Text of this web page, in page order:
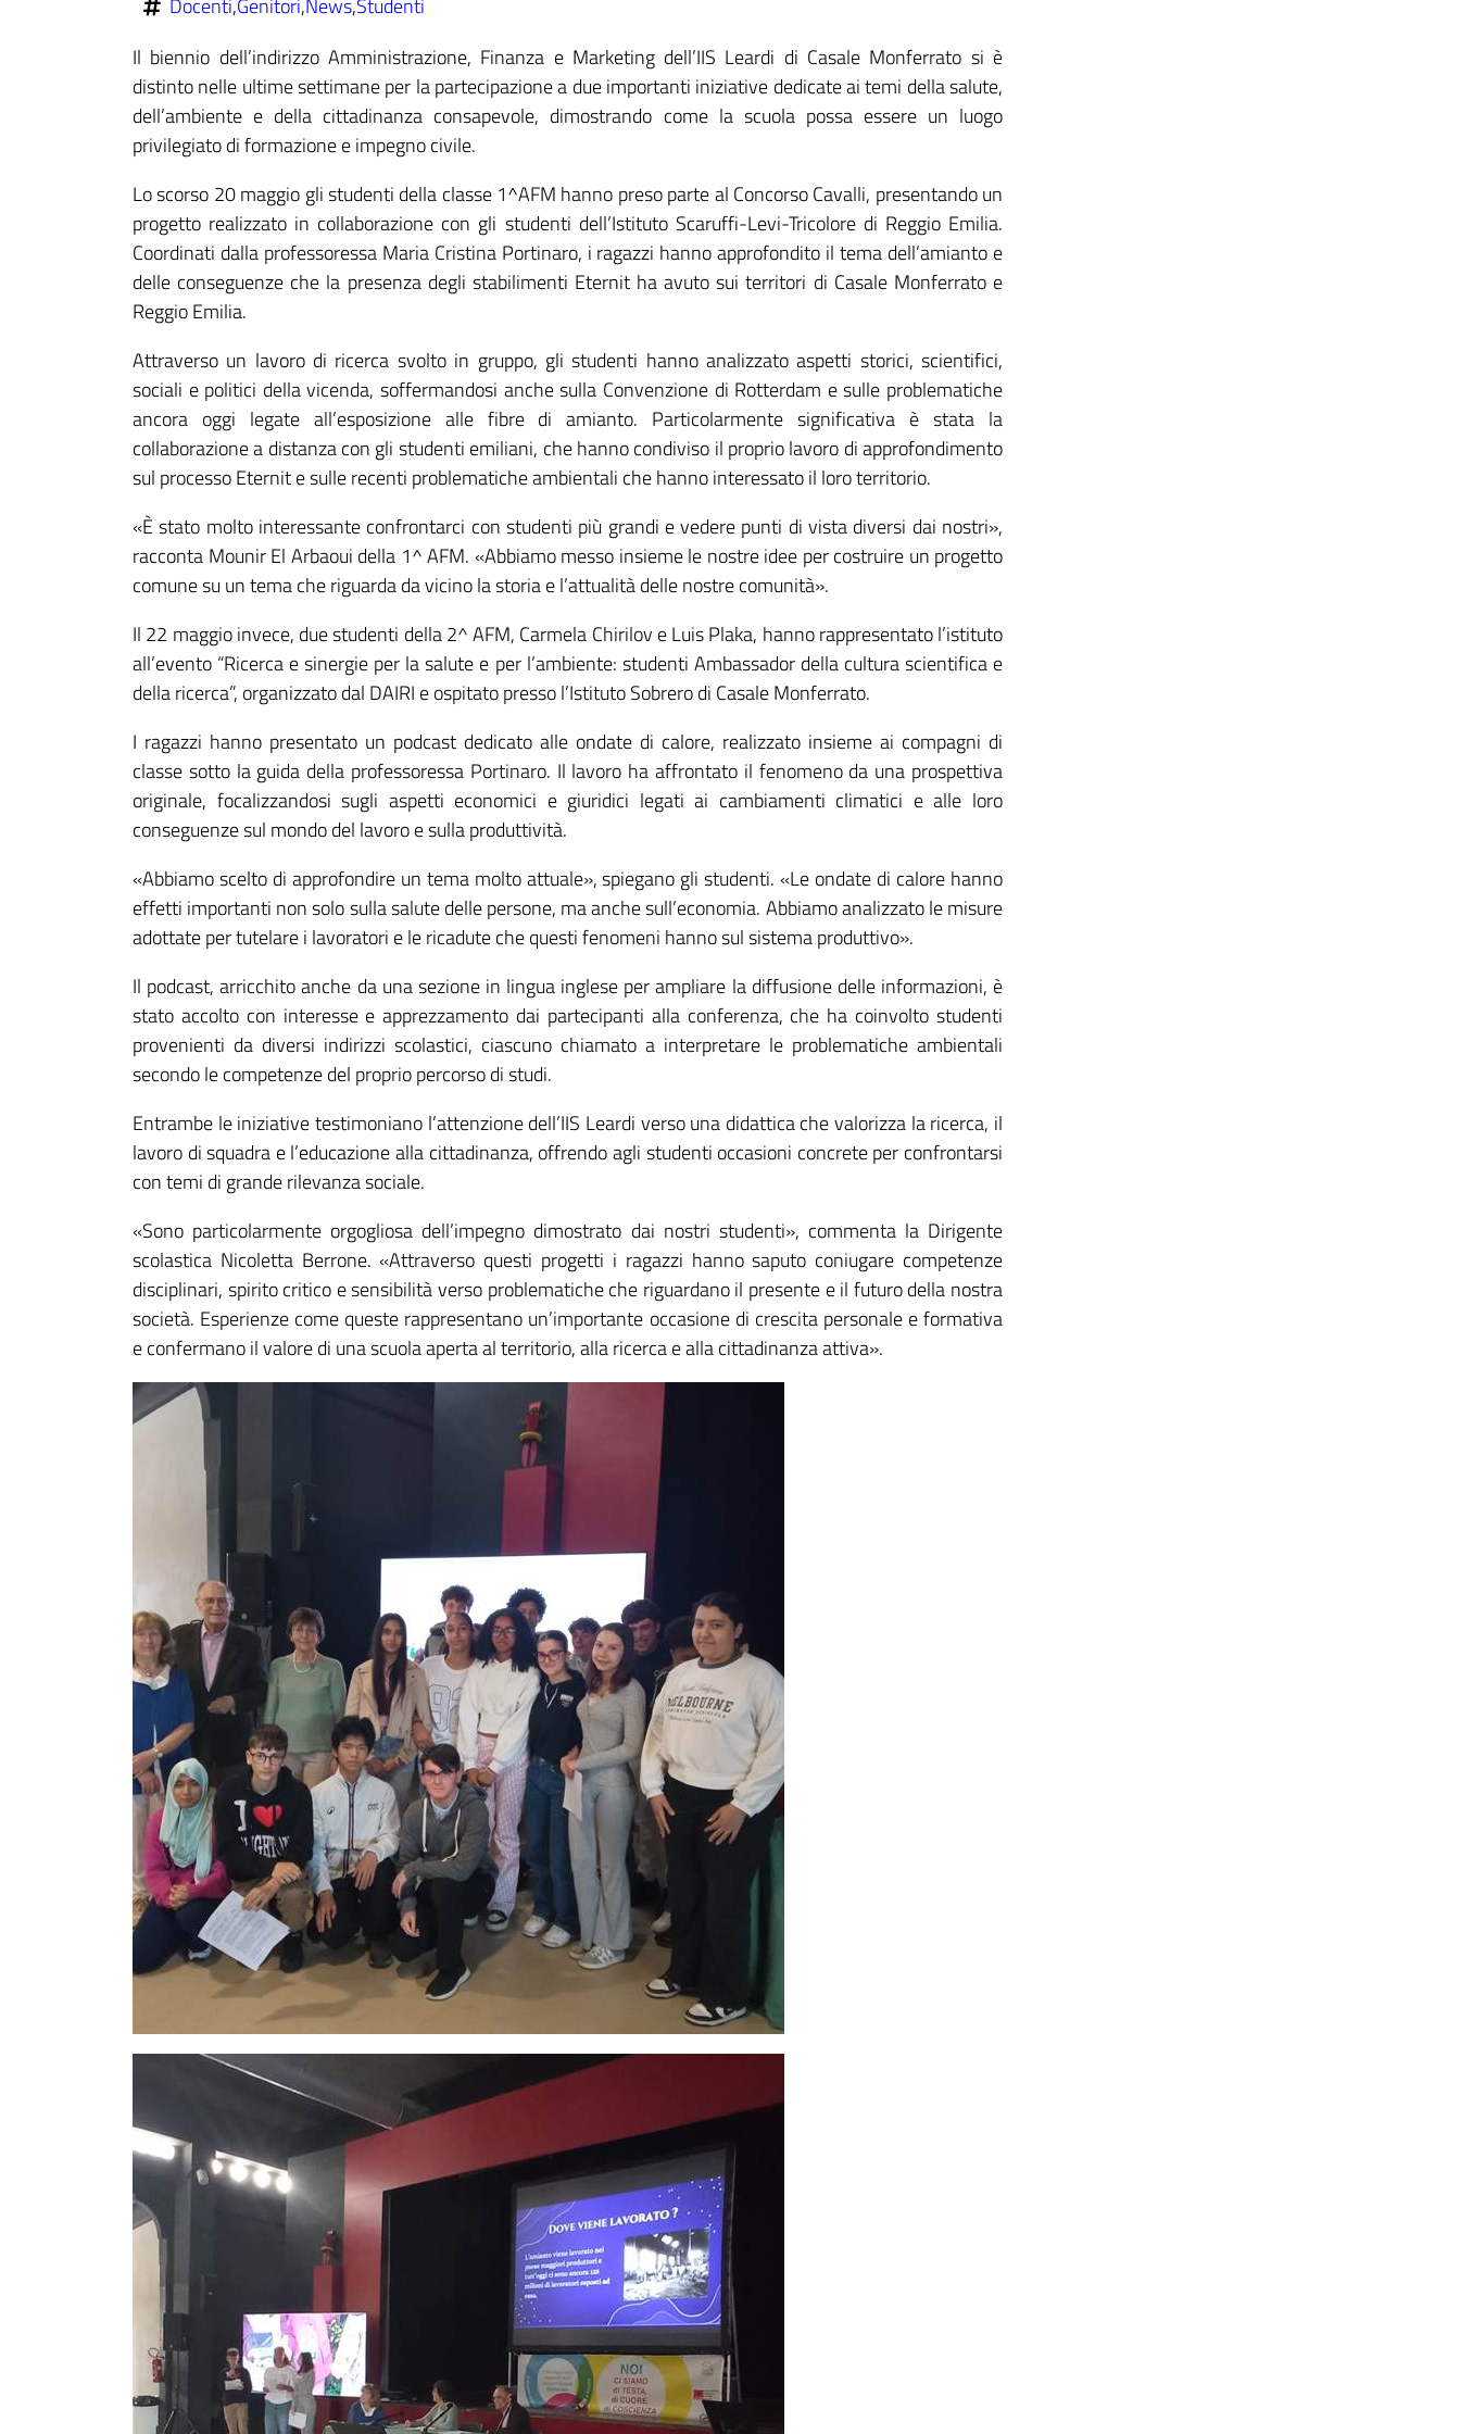
Docenti,Genitori,News,Studenti
Il biennio dell’indirizzo Amministrazione, Finanza e Marketing dell’IIS Leardi di Casale Monferrato si è
distinto nelle ultime settimane per la partecipazione a due importanti iniziative dedicate ai temi della salute,
dell’ambiente e della cittadinanza consapevole, dimostrando come la scuola possa essere un luogo
privilegiato di formazione e impegno civile.
Lo scorso 20 maggio gli studenti della classe 1^AFM hanno preso parte al Concorso Cavalli, presentando un
progetto realizzato in collaborazione con gli studenti dell’Istituto Scaruffi-Levi-Tricolore di Reggio Emilia.
Coordinati dalla professoressa Maria Cristina Portinaro, i ragazzi hanno approfondito il tema dell’amianto e
delle conseguenze che la presenza degli stabilimenti Eternit ha avuto sui territori di Casale Monferrato e
Reggio Emilia.
Attraverso un lavoro di ricerca svolto in gruppo, gli studenti hanno analizzato aspetti storici, scientifici,
sociali e politici della vicenda, soffermandosi anche sulla Convenzione di Rotterdam e sulle problematiche
ancora oggi legate all’esposizione alle fibre di amianto. Particolarmente significativa è stata la
collaborazione a distanza con gli studenti emiliani, che hanno condiviso il proprio lavoro di approfondimento
sul processo Eternit e sulle recenti problematiche ambientali che hanno interessato il loro territorio.
«È stato molto interessante confrontarci con studenti più grandi e vedere punti di vista diversi dai nostri»,
racconta Mounir El Arbaoui della 1^ AFM. «Abbiamo messo insieme le nostre idee per costruire un progetto
comune su un tema che riguarda da vicino la storia e l’attualità delle nostre comunità».
Il 22 maggio invece, due studenti della 2^ AFM, Carmela Chirilov e Luis Plaka, hanno rappresentato l’istituto
all’evento “Ricerca e sinergie per la salute e per l’ambiente: studenti Ambassador della cultura scientifica e
della ricerca”, organizzato dal DAIRI e ospitato presso l’Istituto Sobrero di Casale Monferrato.
I ragazzi hanno presentato un podcast dedicato alle ondate di calore, realizzato insieme ai compagni di
classe sotto la guida della professoressa Portinaro. Il lavoro ha affrontato il fenomeno da una prospettiva
originale, focalizzandosi sugli aspetti economici e giuridici legati ai cambiamenti climatici e alle loro
conseguenze sul mondo del lavoro e sulla produttività.
«Abbiamo scelto di approfondire un tema molto attuale», spiegano gli studenti. «Le ondate di calore hanno
effetti importanti non solo sulla salute delle persone, ma anche sull’economia. Abbiamo analizzato le misure
adottate per tutelare i lavoratori e le ricadute che questi fenomeni hanno sul sistema produttivo».
Il podcast, arricchito anche da una sezione in lingua inglese per ampliare la diffusione delle informazioni, è
stato accolto con interesse e apprezzamento dai partecipanti alla conferenza, che ha coinvolto studenti
provenienti da diversi indirizzi scolastici, ciascuno chiamato a interpretare le problematiche ambientali
secondo le competenze del proprio percorso di studi.
Entrambe le iniziative testimoniano l’attenzione dell’IIS Leardi verso una didattica che valorizza la ricerca, il
lavoro di squadra e l’educazione alla cittadinanza, offrendo agli studenti occasioni concrete per confrontarsi
con temi di grande rilevanza sociale.
«Sono particolarmente orgogliosa dell’impegno dimostrato dai nostri studenti», commenta la Dirigente
scolastica Nicoletta Berrone. «Attraverso questi progetti i ragazzi hanno saputo coniugare competenze
disciplinari, spirito critico e sensibilità verso problematiche che riguardano il presente e il futuro della nostra
società. Esperienze come queste rappresentano un’importante occasione di crescita personale e formativa
e confermano il valore di una scuola aperta al territorio, alla ricerca e alla cittadinanza attiva».